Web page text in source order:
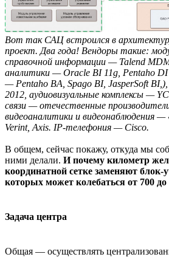
Вот так САЦ встроился в
проект. Два года! Вендоры такие:
справочной информации — Talend
аналитики — Oracle BI 11g, Pentaho DI
— Pentaho BA, Spago BI, JasperSoft
2012, аудиовизуальные комплексы —
связи — отечественные
видеоаналитики и видеонаблюдения —
Verint, Axis. IP-телефония — Cisco.
В общем, сейчас покажу, откуда мы
ними делали. И почему километр
координатной сетке заменяют блок-
которых может колебаться от 700
Задача центра
Общая — осуществлять